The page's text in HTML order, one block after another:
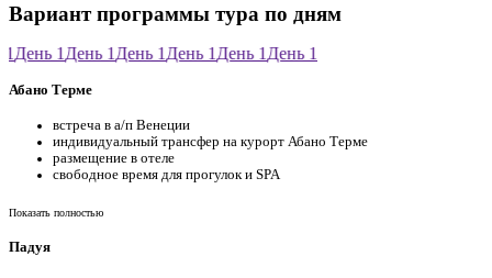
Вариант программы тура по дням
День 1День 1День 1День 1День 1День 1
Абано Терме
встреча в а/п Венеции
индивидуальный трансфер на курорт Абано Терме
размещение в отеле
свободное время для прогулок и SPA
Показать полностью
Падуя